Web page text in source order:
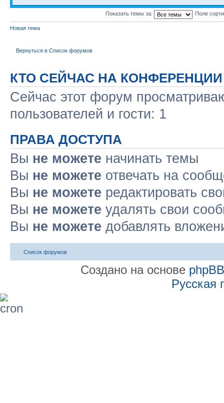
Показать темы за: Поле
Новая тема
Вернуться в Список форумов
КТО СЕЙЧАС НА КОНФЕРЕНЦИИ
Сейчас этот форум
пользователей и гости: 1
ПРАВА ДОСТУПА
Вы не можете начинать темы
Вы не можете отвечать на
Вы не можете редактировать
Вы не можете удалять свои
Вы не можете добавлять
Список форумов
Создано на основе phpBB
Русская